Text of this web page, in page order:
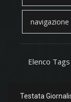
navigazione
Elenco
Testata